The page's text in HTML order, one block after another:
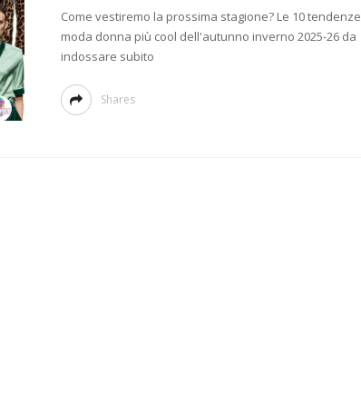
Come vestiremo la prossima stagione? Le 10 tendenze
moda donna più cool dell'autunno inverno 2025-26 da
indossare subito
Shares